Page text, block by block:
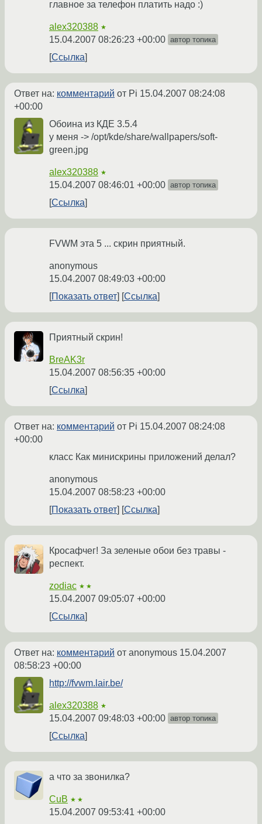
главное за телефон платить надо :)
alex320388 ★
15.04.2007 08:26:23 +00:00 автор топика
Ссылка
Ответ на: комментарий от Pi 15.04.2007 08:24:08
+00:00
Обоина из КДЕ 3.5.4
у меня -> /opt/kde/share/wallpapers/soft-
green.jpg
alex320388 ★
15.04.2007 08:46:01 +00:00 автор топика
Ссылка
FVWM эта 5 ... скрин приятный.
anonymous
15.04.2007 08:49:03 +00:00
Показать ответ
Ссылка
Приятный скрин!
BreAK3r
15.04.2007 08:56:35 +00:00
Ссылка
Ответ на: комментарий от Pi 15.04.2007 08:24:08
+00:00
класс Как минискрины приложений делал?
anonymous
15.04.2007 08:58:23 +00:00
Показать ответ
Ссылка
Кросафчег! За зеленые обои без травы -
респект.
zodiac ★★
15.04.2007 09:05:07 +00:00
Ссылка
Ответ на: комментарий от anonymous 15.04.2007
08:58:23 +00:00
http://fvwm.lair.be/
alex320388 ★
15.04.2007 09:48:03 +00:00 автор топика
Ссылка
а что за звонилка?
CuB ★★
15.04.2007 09:53:41 +00:00